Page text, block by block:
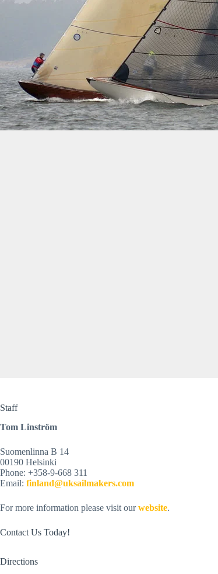
Staff
Tom Linström
Suomenlinna B 14
00190 Helsinki
Phone: +358-9-668 311
Email: finland@uksailmakers.com
For more information please visit our website.
Contact Us Today!
Directions